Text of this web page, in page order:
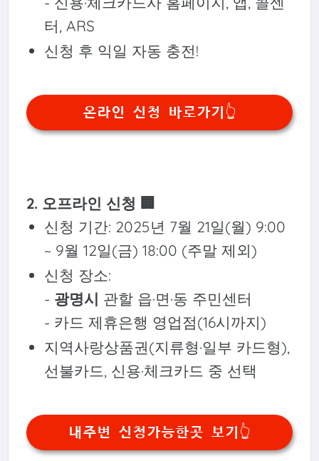
터, ARS
신청 후 익일 자동 충전!
온라인 신청 바로가기👆️
2. 오프라인 신청 🏢
신청 기간: 2025년 7월 21일(월) 9:00
~ 9월 12일(금) 18:00 (주말 제외)
신청 장소:
- 광명시 관할 읍·면·동 주민센터
- 카드 제휴은행 영업점(16시까지)
지역사랑상품권(지류형·일부 카드형),
선불카드, 신용·체크카드 중 선택
내주변 신청가능한곳 보기👆️